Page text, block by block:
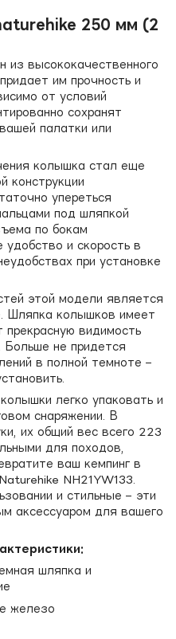
250 мм (2
из высококачественного
им прочность и
от условий
сохранят
палатки или
колышка стал еще
конструкции
упереться
под шляпкой
по бокам
удобство и скорость в
при установке
этой модели является
Шляпка колышков имеет
прекрасную видимость
не придется
в полной темноте –
легко упаковать и
снаряжении. В
их общий вес всего 223
для походов,
ваш кемпинг в
NH21YW133.
и стильные – эти
аксессуаром для вашего
шляпка и
железо